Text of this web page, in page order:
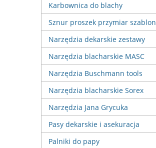
Karbownica do blachy
Sznur proszek przymiar szablon
Narzędzia dekarskie zestawy
Narzędzia blacharskie MASC
Narzędzia Buschmann tools
Narzędzia blacharskie Sorex
Narzędzia Jana Grycuka
Pasy dekarskie i asekuracja
Palniki do papy